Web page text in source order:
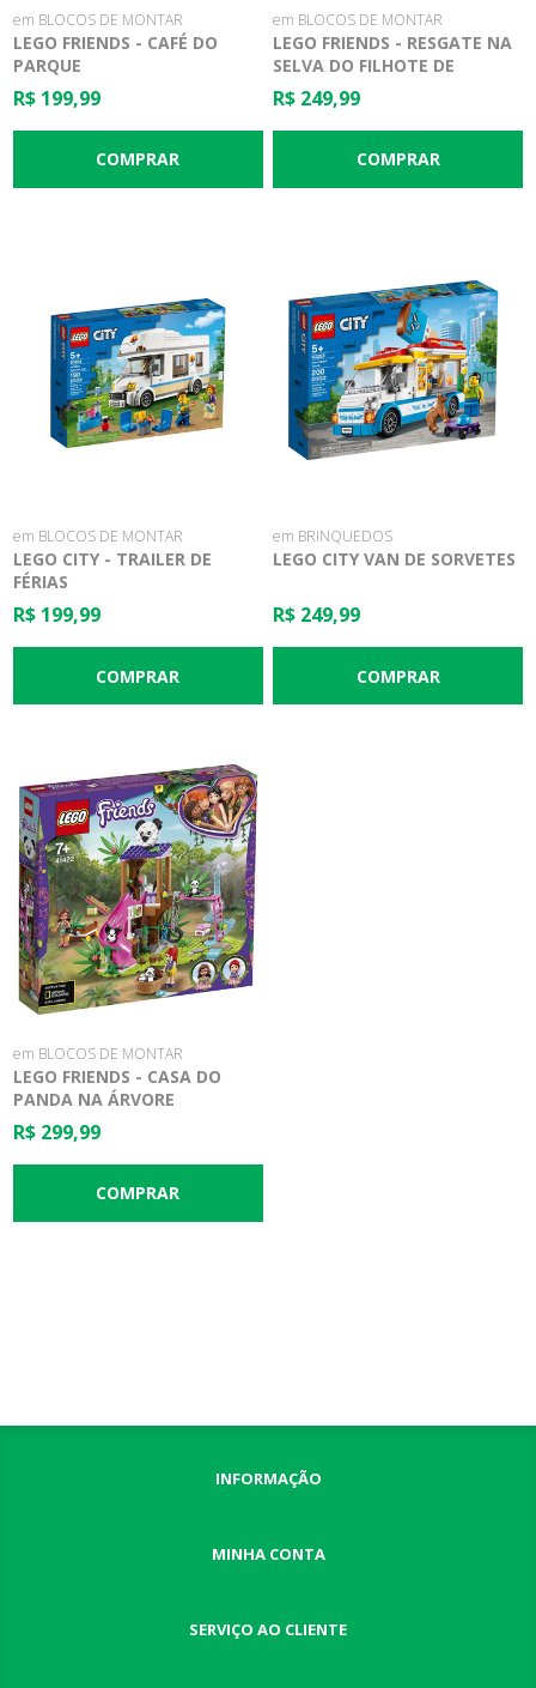
em BLOCOS DE MONTAR
LEGO FRIENDS - CAFÉ DO
PARQUE
R$ 199,99
em BLOCOS DE MONTAR
LEGO FRIENDS - RESGATE NA
SELVA DO FILHOTE DE
ELEFANTE
R$ 249,99
em BLOCOS DE MONTAR
LEGO CITY - TRAILER DE
FÉRIAS
R$ 199,99
em BRINQUEDOS
LEGO CITY VAN DE SORVETES
R$ 249,99
em BLOCOS DE MONTAR
LEGO FRIENDS - CASA DO
PANDA NA ÁRVORE
R$ 299,99
INFORMAÇÃO
MINHA CONTA
SERVIÇO AO CLIENTE